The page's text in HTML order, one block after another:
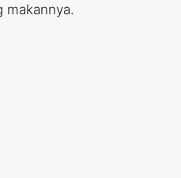
makannya.